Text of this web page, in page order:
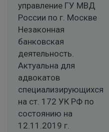
управление ГУ МВД
России по г. Москве
Незаконная
банковская
деятельность.
Актуальна для
адвокатов
специализирующихся
на ст. 172 УК РФ по
состоянию на
12.11.2019 г.